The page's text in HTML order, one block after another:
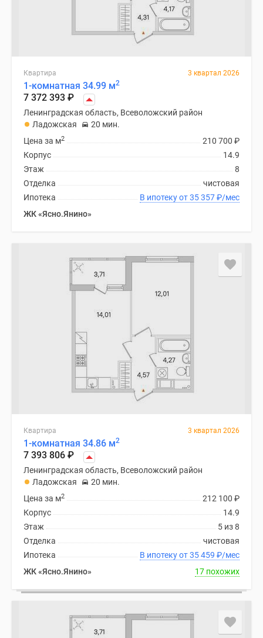
Квартира 3 квартал 2026
1-комнатная 34.99 м2
7 372 393 ₽
Ленинградская область, Всеволожский район
Ладожская
20 мин.
210 700 ₽
Цена за м2
14.9
Корпус
8
Этаж
чистовая
Отделка
В ипотеку от 35 357₽/мес
Ипотека
ЖК «Ясно.Янино»
Квартира 3 квартал 2026
1-комнатная 34.86 м2
7 393 806 ₽
Ленинградская область, Всеволожский район
Ладожская
20 мин.
212 100 ₽
Цена за м2
14.9
Корпус
5 из 8
Этаж
чистовая
Отделка
В ипотеку от 35 459 ₽/мес
Ипотека
ЖК «Ясно.Янино»
17 похожих